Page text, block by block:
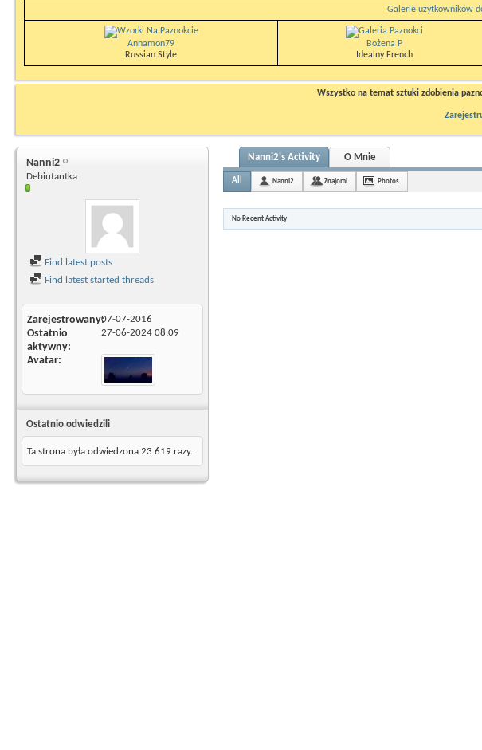
Galerie użytkowników
Annamon79
Russian Style
Bożena P
Idealny French
Wszystko na temat sztuki zdobienia
Nanni2
Debiutantka
Find latest posts
Find latest started threads
Zarejestrowany07-07-2016
Ostatnio
aktywny
27-06-2024 08:09
Avatar
Ostatnio odwiedzili
Ta strona była odwiedzona 23 619 razy.
Nanni2's Activity O Mnie
All Nanni2 Znajomi Photos
No Recent Activity